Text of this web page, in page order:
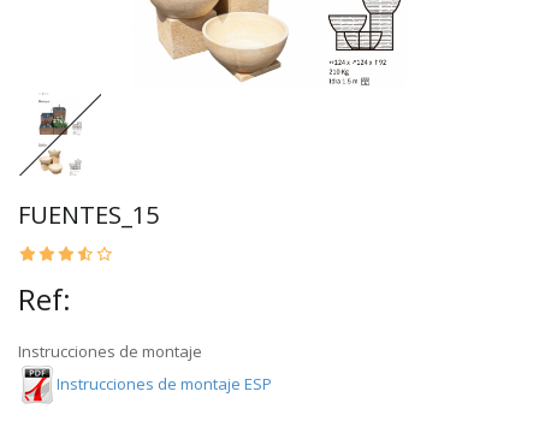
FUENTES_15
Ref:
Instrucciones de montaje
Instrucciones de montaje ESP